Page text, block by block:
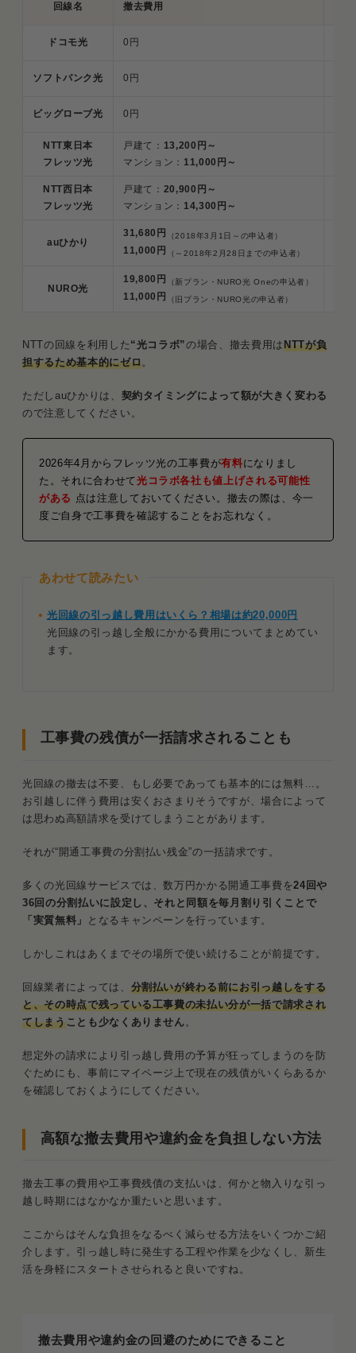
回線名 撤去費用
ドコモ光 0円
ソフトバンク光 0円
ビッグローブ光 0円
NTT東日本
フレッツ光
戸建て： 13,200円～
マンション： 11,000円～
NTT西日本
フレッツ光
戸建て： 20,900円～
マンション： 14,300円～
auひかり
31,680円 （2018年3月1日～の申込者）
11,000円 （～2018年2月28日までの申込者）
NURO光
19,800円 （新プラン・NURO光 Oneの申込者）
11,000円 （旧プラン・NURO光の申込者）
NTTの回線を利用した “光コラボ”の場合、撤去費用はNTTが負
担するため基本的にゼロ。
ただしauひかりは、 契約タイミングによって額が大きく変わる
ので注意してください。
2026年4月からフレッツ光の工事費が有料になりまし
た。それに合わせて光コラボ各社も値上げされる可能性
がある 点は注意しておいてください。撤去の際は、今一
度ご自身で工事費を確認することをお忘れなく。
あわせて読みたい
光回線の引っ越し費用はいくら？相場は約20,000円
光回線の引っ越し全般にかかる費用についてまとめてい
ます。
工事費の残債が一括請求されることも
光回線の撤去は不要、もし必要であっても基本的には無料…。
お引越しに伴う費用は安くおさまりそうですが、場合によって
は思わぬ高額請求を受けてしまうことがあります。
それが“開通工事費の分割払い残金”の一括請求です。
多くの光回線サービスでは、数万円かかる開通工事費を24回や
36回の分割払いに設定し、それと同額を毎月割り引くことで
「実質無料」
となるキャンペーンを行っています。
しかしこれはあくまでその場所で使い続けることが前提です。
回線業者によっては、 分割払いが終わる前にお引っ越しをする
と、その時点で残っている工事費の未払い分が一括で請求され
てしまうことも少なくありません 。
想定外の請求により引っ越し費用の予算が狂ってしまうのを防
ぐためにも、事前にマイページ上で現在の残債がいくらあるか
を確認しておくようにしてください。
高額な撤去費用や違約金を負担しない方法
撤去工事の費用や工事費残債の支払いは、何かと物入りな引っ
越し時期にはなかなか重たいと思います。
ここからはそんな負担をなるべく減らせる方法をいくつかご紹
介します。引っ越し時に発生する工程や作業を少なくし、新生
活を身軽にスタートさせられると良いですね。
撤去費用や違約金の回避のためにできること